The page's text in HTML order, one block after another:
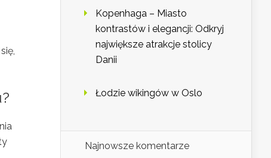
Kopenhaga – Miasto
kontrastów i elegancji: Odkryj
największe atrakcje stolicy
Danii
Łodzie wikingów w Oslo
Najnowsze komentarze